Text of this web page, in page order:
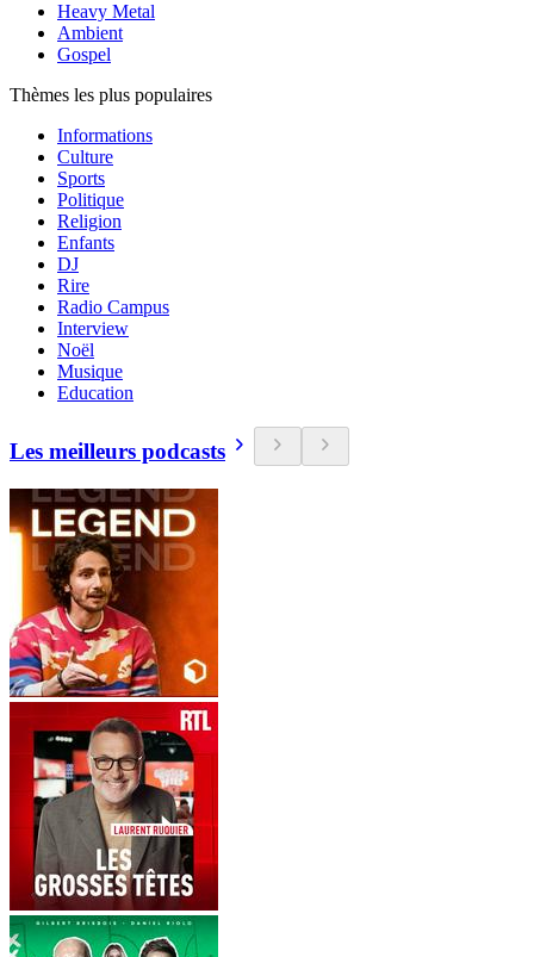
Heavy Metal
Ambient
Gospel
Thèmes les plus populaires
Informations
Culture
Sports
Politique
Religion
Enfants
DJ
Rire
Radio Campus
Interview
Noël
Musique
Education
Les meilleurs podcasts